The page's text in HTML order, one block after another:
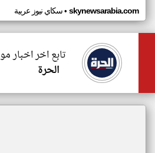
سكاي نيوز عربية• skynewsarabia.com
تابع اخر اخبار
الحرة